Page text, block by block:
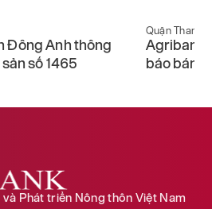
Đông Anh thông
số 1465
Quận Thanh
Agribank
báo bán
Phát triển Nông thôn Việt Nam